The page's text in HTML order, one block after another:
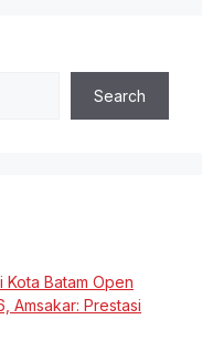
Search
Kota Batam Open
Amsakar: Prestasi